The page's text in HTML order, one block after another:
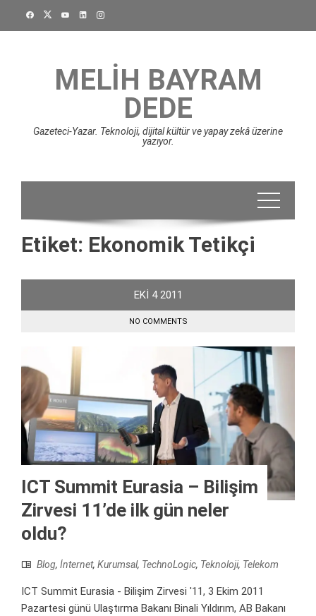
MELIH BAYRAM
DEDE
Gazeteci-Yazar. Teknoloji, dijital kültür ve yapay zekâ üzerine
yazıyor.
Etiket: Ekonomik Tetikçi
EKI 4 2011
NO COMMENTS
ICT Summit Eurasia – Bilişim
Zirvesi 11’de ilk gün neler
oldu?
Blog, İnternet, Kurumsal, TechnoLogic, Teknoloji, Telekom
ICT Summit Eurasia - Bilişim Zirvesi '11, 3 Ekim 2011
Pazartesi günü Ulaştırma Bakanı Binali Yıldırım, AB Bakanı